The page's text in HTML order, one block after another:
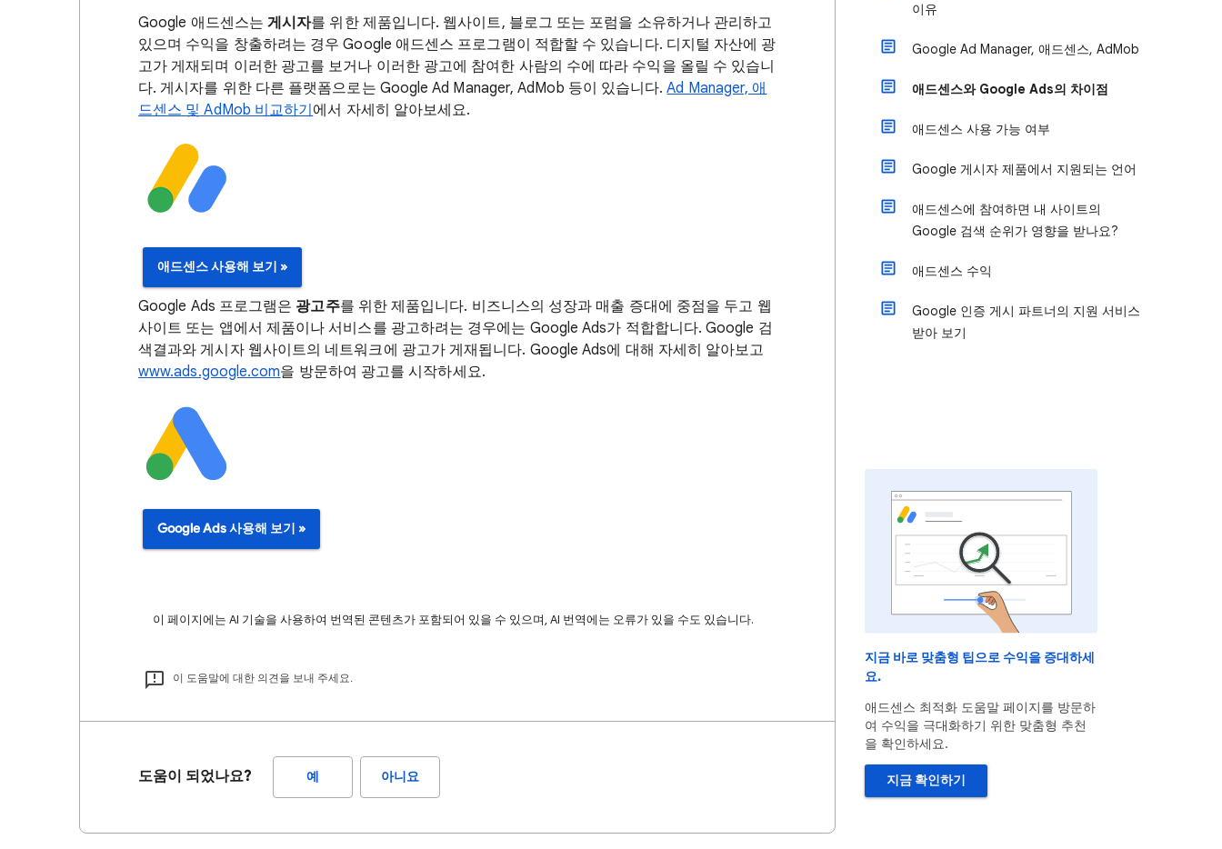
Google 애드센스는게시자를 위한 제품입니다. 웹사이트, 블로그 또는 포럼을 소유하거나 관리하고
있으며 수익을 창출하려는 경우 Google 애드센스 프로그램이 적합할 수 있습니다. 디지털 자산에 광
고가 게재되며 이러한 광고를 보거나 이러한 광고에 참여한 사람의 수에 따라 수익을 올릴 수 있습니
다. 게시자를 위한 다른 플랫폼으로는 Google Ad Manager, AdMob 등이 있습니다.Ad Manager, 애
드센스 및 AdMob 비교하기 에서 자세히 알아보세요.
애드센스 사용해 보기 »
Google Ads 프로그램은 광고주를 위한 제품입니다. 비즈니스의 성장과 매출 증대에 중점을 두고 웹
사이트 또는 앱에서 제품이나 서비스를 광고하려는 경우에는 Google Ads가 적합합니다. Google 검
색결과와 게시자 웹사이트의 네트워크에 광고가 게재됩니다. Google Ads에 대해 자세히 알아보고
www.ads.google.com을 방문하여 광고를 시작하세요.
Google Ads 사용해 보기 »
이 페이지에는 AI 기술을 사용하여 번역된 콘텐츠가 포함되어 있을 수 있으며, AI 번역에는 오류가 있을 수도 있습니다.
이 도움말에 대한 의견을 보내 주세요.
도움이 되었나요? 예 아니요
이유
Google Ad Manager, 애드센스, AdMob
애드센스와 Google Ads의 차이점
애드센스 사용 가능 여부
Google 게시자 제품에서 지원되는 언어
애드센스에 참여하면 내 사이트의
Google 검색 순위가 영향을 받나요?
애드센스 수익
Google 인증 게시 파트너의 지원 서비스
받아 보기
지금 바로 맞춤형 팁으로 수익을 증대하세
요.
애드센스 최적화 도움말 페이지를 방문하
여 수익을 극대화하기 위한 맞춤형 추천
을 확인하세요.
지금 확인하기